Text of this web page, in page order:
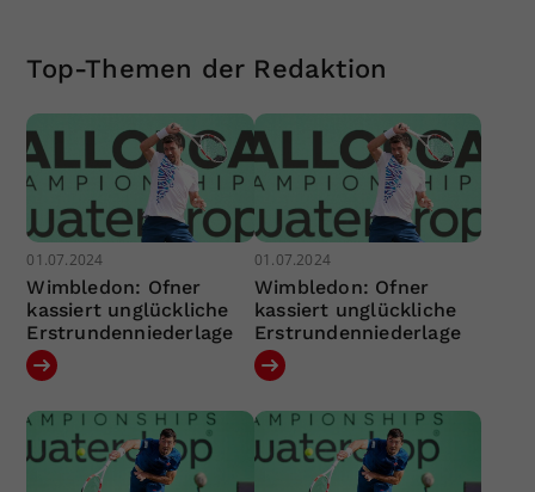
Top-Themen der Redaktion
01.07.2024
Wimbledon: Ofner
kassiert unglückliche
Erstrundenniederlage
01.07.2024
Wimbledon: Ofner
kassiert unglückliche
Erstrundenniederlage